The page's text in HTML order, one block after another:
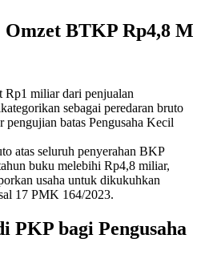
Omzet BTKP Rp4,8 M
Rp1 miliar dari penjualan
sebagai peredaran bruto
pengujian batas Pengusaha Kecil
atas seluruh penyerahan BKP
buku melebihi Rp4,8 miliar,
usaha untuk dikukuhkan
17 PMK 164/2023.
PKP bagi Pengusaha